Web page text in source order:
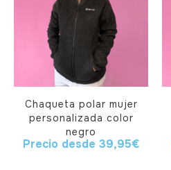
Chaqueta polar mujer
personalizada color
negro
Precio desde 39,95€